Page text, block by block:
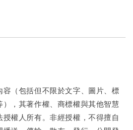
（包括但不限於文字、圖片、標
，其著作權、商標權與其他智慧
權人所有。非經授權，不得擅自